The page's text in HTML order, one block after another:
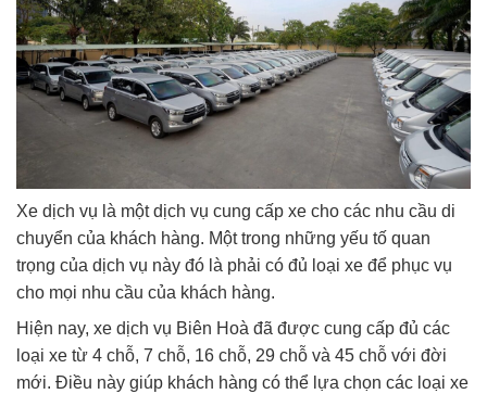
Xe dịch vụ là một dịch vụ cung cấp xe cho các nhu cầu di
chuyển của khách hàng. Một trong những yếu tố quan
trọng của dịch vụ này đó là phải có đủ loại xe để phục vụ
cho mọi nhu cầu của khách hàng.
Hiện nay, xe dịch vụ Biên Hoà đã được cung cấp đủ các
loại xe từ 4 chỗ, 7 chỗ, 16 chỗ, 29 chỗ và 45 chỗ với đời
mới. Điều này giúp khách hàng có thể lựa chọn các loại xe